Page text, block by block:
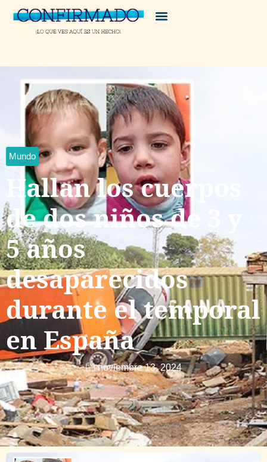
Mundo
Hallan los cuerpos
de dos niños de 3 y
5 años
desaparecidos
durante el temporal
en España
noviembre 13, 2024